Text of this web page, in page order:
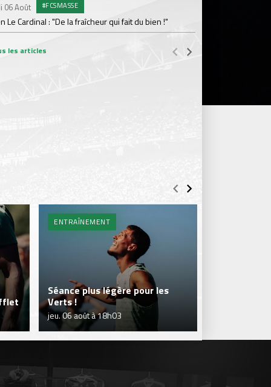
06 Août #FCSMASSE
Le Cardinal : "De la fraîcheur qui fait du bien !"
les articles
ENTRAÎNEMENT
Séance plus légère pour les
Verts !
jeu. 06 août à 18h03